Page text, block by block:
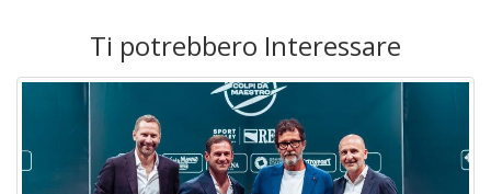
Ti potrebbero Interessare